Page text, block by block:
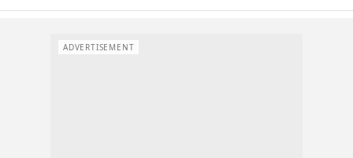
ADVERTISEMENT